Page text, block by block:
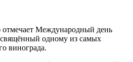
Международный день
одному из самых
винограда.